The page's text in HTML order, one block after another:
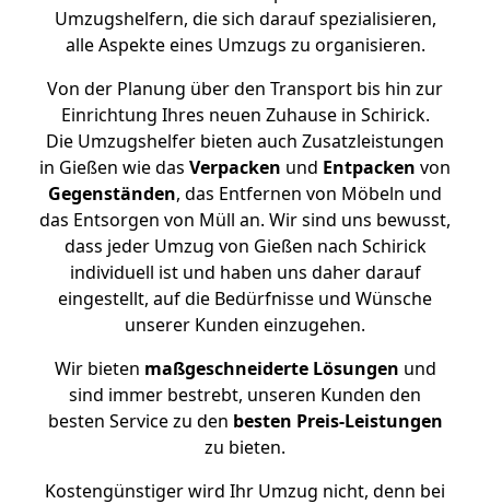
Umzugshelfern, die sich darauf spezialisieren,
alle Aspekte eines Umzugs zu organisieren.
Von der Planung über den Transport bis hin zur
Einrichtung Ihres neuen Zuhause in Schirick.
Die Umzugshelfer bieten auch Zusatzleistungen
in Gießen wie das Verpacken und Entpacken von
Gegenständen, das Entfernen von Möbeln und
das Entsorgen von Müll an. Wir sind uns bewusst,
dass jeder Umzug von Gießen nach Schirick
individuell ist und haben uns daher darauf
eingestellt, auf die Bedürfnisse und Wünsche
unserer Kunden einzugehen.
Wir bieten maßgeschneiderte Lösungen und
sind immer bestrebt, unseren Kunden den
besten Service zu den besten Preis-Leistungen
zu bieten.
Kostengünstiger wird Ihr Umzug nicht, denn bei